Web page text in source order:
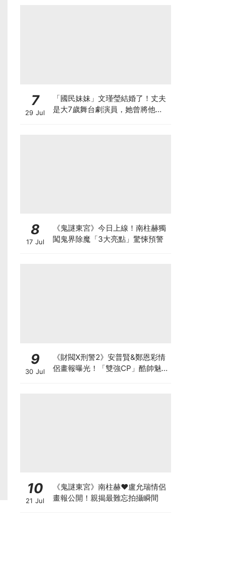
7
29 Jul
「國民妹妹」文瑾瑩結婚了！丈夫
是大7歲舞台劇演員，她曾將他寫
8
17 Jul
《鬼謎東宮》今日上線！南柱赫獨
闖鬼界除魔「3大亮點」驚悚預警
9
30 Jul
《財閥X刑警2》安普賢&鄭恩彩情
侶畫報曝光！「雙強CP」酷帥魅
10
21 Jul
《鬼謎東宮》南柱赫♥盧允瑞情侶
畫報公開！親揭最難忘拍攝瞬間